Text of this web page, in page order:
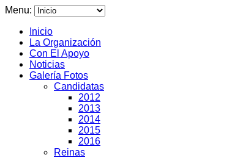
Menu:
Inicio
La Organización
Con El Apoyo
Noticias
Galería Fotos
Candidatas
2012
2013
2014
2015
2016
Reinas